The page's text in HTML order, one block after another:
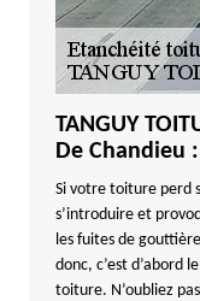
TANGUY
De Chandieu
Si votre toiture perd
s’introduire et
les fuites de
donc, c’est d’abord
toiture. N’oubliez